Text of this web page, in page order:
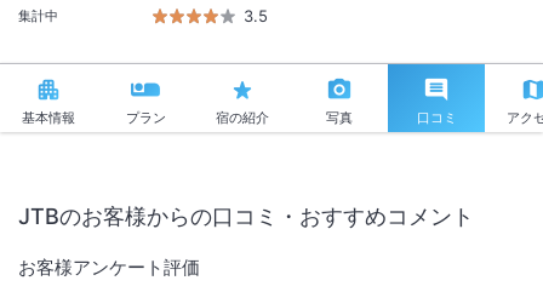
集計中
3.5
基本情報 プラン 宿の紹介 写真 口コミ アク
JTBのお客様からの口コミ・おすすめコメント
お客様アンケート評価